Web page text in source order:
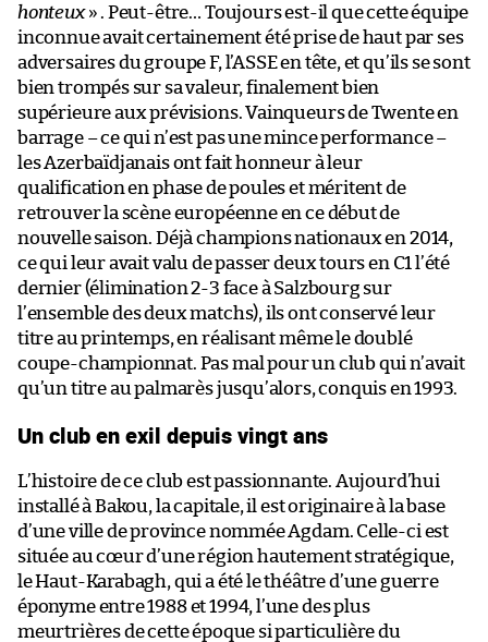
honteux» . Peut-être… Toujours est-il que cette équipe
inconnue avait certainement été prise de haut par ses
adversaires du groupe F, l’ASSE en tête, et qu’ils se sont
bien trompés sur sa valeur, finalement bien
supérieure aux prévisions. Vainqueurs de Twente en
barrage – ce qui n’est pas une mince performance –
les Azerbaïdjanais ont fait honneur à leur
qualification en phase de poules et méritent de
retrouver la scène européenne en ce début de
nouvelle saison. Déjà champions nationaux en 2014,
ce qui leur avait valu de passer deux tours en C1 l’été
dernier (élimination 2-3 face à Salzbourg sur
l’ensemble des deux matchs), ils ont conservé leur
titre au printemps, en réalisant même le doublé
coupe-championnat. Pas mal pour un club qui n’avait
qu’un titre au palmarès jusqu’alors, conquis en 1993.
Un club en exil depuis vingt ans
L’histoire de ce club est passionnante. Aujourd’hui
installé à Bakou, la capitale, il est originaire à la base
d’une ville de province nommée Agdam. Celle-ci est
située au cœur d’une région hautement stratégique,
le Haut-Karabagh, qui a été le théâtre d’une guerre
éponyme entre 1988 et 1994, l’une des plus
meurtrières de cette époque si particulière du